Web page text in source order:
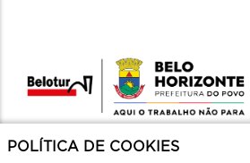
POLÍTICA DE COOKIES